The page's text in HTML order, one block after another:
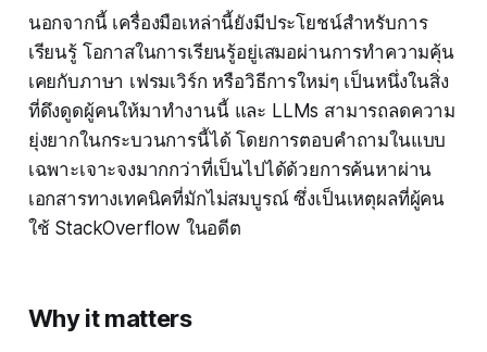
นอกจากนี้ เครื่องมือเหล่านี้ยังมีประโยชน์สำหรับการ
เรียนรู้ โอกาสในการเรียนรู้อยู่เสมอผ่านการทำความคุ้น
เคยกับภาษา เฟรมเวิร์ก หรือวิธีการใหม่ๆ เป็นหนึ่งในสิ่ง
ที่ดึงดูดผู้คนให้มาทำงานนี้ และ LLMs สามารถลดความ
ยุ่งยากในกระบวนการนี้ได้ โดยการตอบคำถามในแบบ
เฉพาะเจาะจงมากกว่าที่เป็นไปได้ด้วยการค้นหาผ่าน
เอกสารทางเทคนิคที่มักไม่สมบูรณ์ ซึ่งเป็นเหตุผลที่ผู้คน
ใช้ StackOverflow ในอดีต
Why it matters